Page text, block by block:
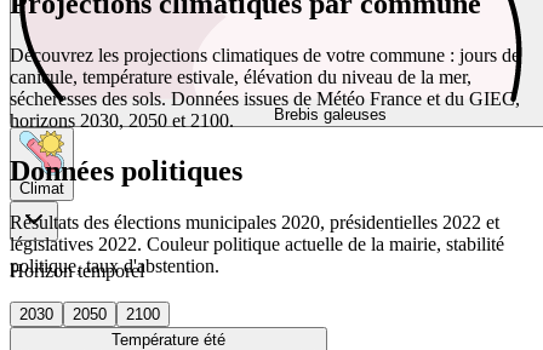
Brebis galeuses
Climat
Horizon temporel
2030 2050
2100
Température été
Découvrez les projections climatiques de votre commune : jours de
canicule, température estivale, élévation du niveau de la mer,
sécheresses des sols. Données issues de Météo France et du GIEC,
horizons 2030, 2050 et 2100.
Données politiques
Résultats des élections municipales 2020, présidentielles 2022 et
législatives 2022. Couleur politique actuelle de la mairie, stabilité
politique, taux d'abstention.